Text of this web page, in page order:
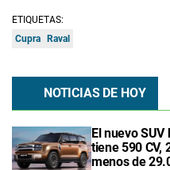
ETIQUETAS:
Cupra
Raval
NOTICIAS DE HOY
El nuevo
tiene 590 CV,
menos de